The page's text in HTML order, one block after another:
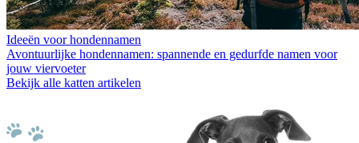
Ideeën voor hondennamen
Avontuurlijke hondennamen: spannende en gedurfde namen voor
jouw viervoeter
Bekijk alle katten artikelen